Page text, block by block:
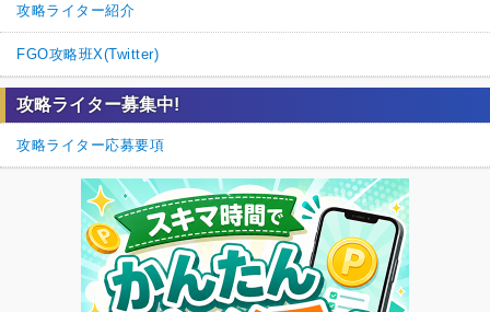
攻略ライター紹介
FGO攻略班X(Twitter)
攻略ライター募集中!
攻略ライター応募要項